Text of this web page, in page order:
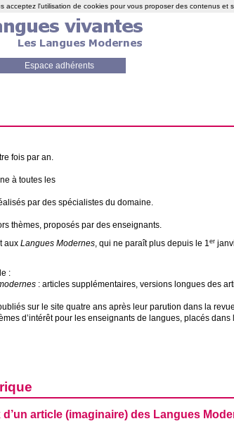
Espace adhérents
fois par an.
à toutes les
par des spécialistes du domaine.
thèmes, proposés par des enseignants.
aux Langues Modernes, qui ne paraît plus depuis le 1er
:
: articles supplémentaires, versions longues des
sur le site quatre ans après leur parution dans la
d’intérêt pour les enseignants de langues, placés
article (imaginaire) des Langues
acceptez l'utilisation de cookies pour vous proposer des contenus et